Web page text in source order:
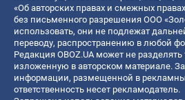
«Об авторских правах и смежных
без письменного разрешения ООО
использовать, они не подлежат
переводу, распространению в любой
Редакция OBOZ.UA может не разделять
изложенную в авторском материале.
информации, размещенной в
ответственность несет рекламодатель.